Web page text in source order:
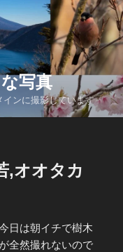
写真
ンに撮影しています
,オオタカ
日は朝イチで樹木
全然撮れないので